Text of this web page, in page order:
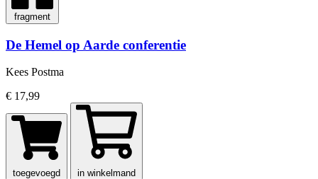
fragment
De Hemel op Aarde conferentie
Kees Postma
€ 17,99
toegevoegd in winkelmand